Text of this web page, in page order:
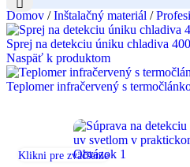
Domov / Inštalačný materiál /
Sprej na detekciu úniku chladiva
Naspäť k produktom
Teplomer infračervený s
Klikni pre zväčšenie